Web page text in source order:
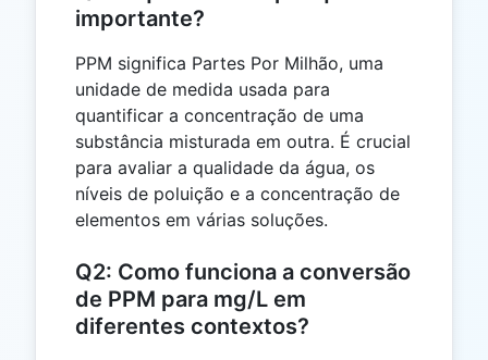
importante?
PPM significa Partes Por Milhão, uma
unidade de medida usada para
quantificar a concentração de uma
substância misturada em outra. É crucial
para avaliar a qualidade da água, os
níveis de poluição e a concentração de
elementos em várias soluções.
Q2: Como funciona a conversão
de PPM para mg/L em
diferentes contextos?